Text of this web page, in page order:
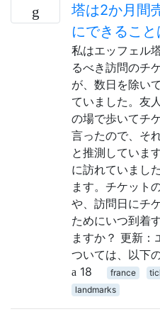
塔は2か月間
にできるこ
私はエッフェル
るべき訪問のチ
が、数日を除い
ていました。友
の場で歩いてチ
言ったので、そ
と推測していま
に訪れていまし
ます。チケット
や、訪問日にチ
ためにいつ到着
ますか？ 更新：
ついては、以下
18
france
landmarks